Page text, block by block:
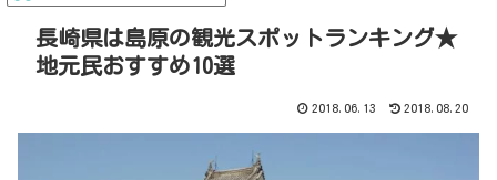
長崎県は島原の観光スポットランキング★
地元民おすすめ10選
2018.06.13 2018.08.20